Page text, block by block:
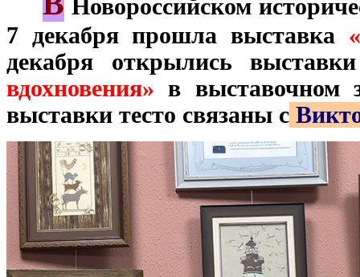
Новороссийском
7 декабря прошла выставка
декабря открылись
вдохновения» в выставочном
выставки тесто связаны с